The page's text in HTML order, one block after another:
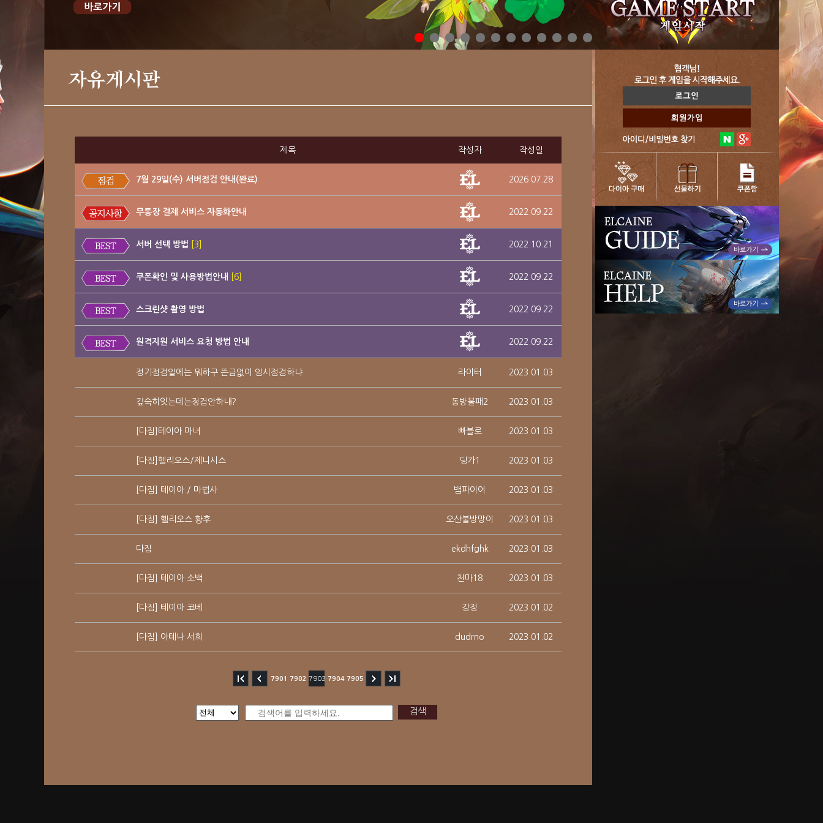
자유게시판
제목 작성자 작성일
7월 29일(수) 서버점검 안내(완료) 2026.07.28
무통장 결제 서비스 자동화안내 2022.09.22
서버 선택 방법 [3] 2022.10.21
쿠폰확인 및 사용방법안내 [6] 2022.09.22
스크린샷 촬영 방법 2022.09.22
원격지원 서비스 요청 방법 안내 2022.09.22
정기점검일에는 뭐하구 뜬금없이 임시점검하냐 라이터 2023.01.03
깊숙히잇는데는정검안하내? 동방불패2 2023.01.03
[다짐]테이아 마녀 빠블로 2023.01.03
[다짐]헬리오스/제니시스 딩가1 2023.01.03
[다짐] 테이아 / 마법사 뱀파이어 2023.01.03
[다짐] 헬리오스 황후 오산불방망이 2023.01.03
다짐 ekdhfghk 2023.01.03
[다짐] 테이아 소백 천마18 2023.01.03
[다짐] 테이아 코베 강정 2023.01.02
[다짐] 아테나 서희 dudrno 2023.01.02
7901 7902 7903 7904 7905
검색